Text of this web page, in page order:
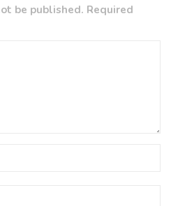
be published. Required